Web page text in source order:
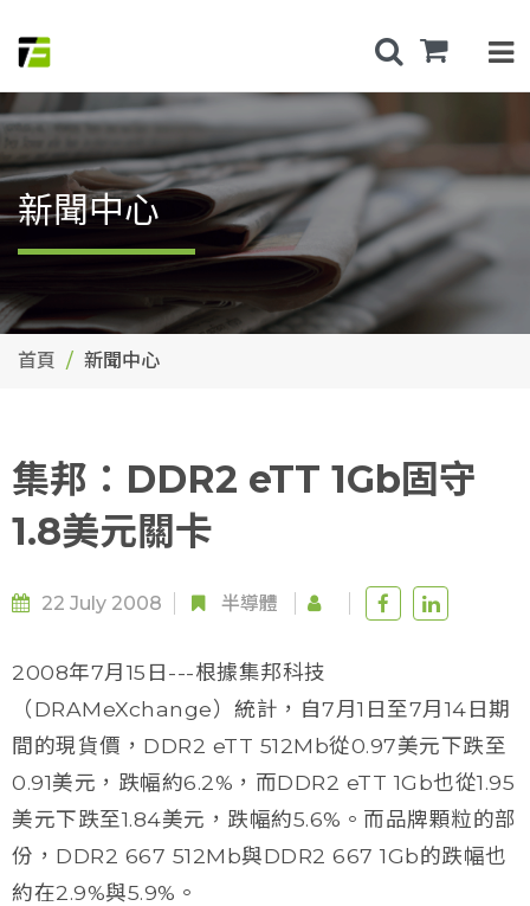
新聞中心
首頁 新聞中心
集邦：DDR2 eTT 1Gb固守
1.8美元關卡
22 July 2008 半導體
2008年7月15日---根據集邦科技
（DRAMeXchange）統計，自7月1日至7月14日期
間的現貨價，DDR2 eTT 512Mb從0.97美元下跌至
0.91美元，跌幅約6.2%，而DDR2 eTT 1Gb也從1.95
美元下跌至1.84美元，跌幅約5.6%。而品牌顆粒的部
份，DDR2 667 512Mb與DDR2 667 1Gb的跌幅也
約在2.9%與5.9%。